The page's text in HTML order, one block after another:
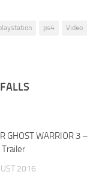
ps4
Video
GHOST WARRIOR 3 –
2016